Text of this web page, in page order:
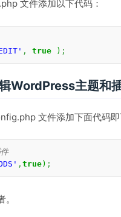
文件添加以下代码：
, true ) ;
WordPress主题和
文件添加下面代码
, true) ;